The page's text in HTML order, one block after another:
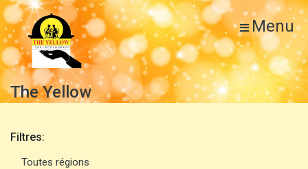
Menu
The Yellow
Filtres:
Toutes régions